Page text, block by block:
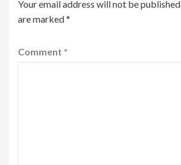
Your email address will not be published.
are marked*
Comment *